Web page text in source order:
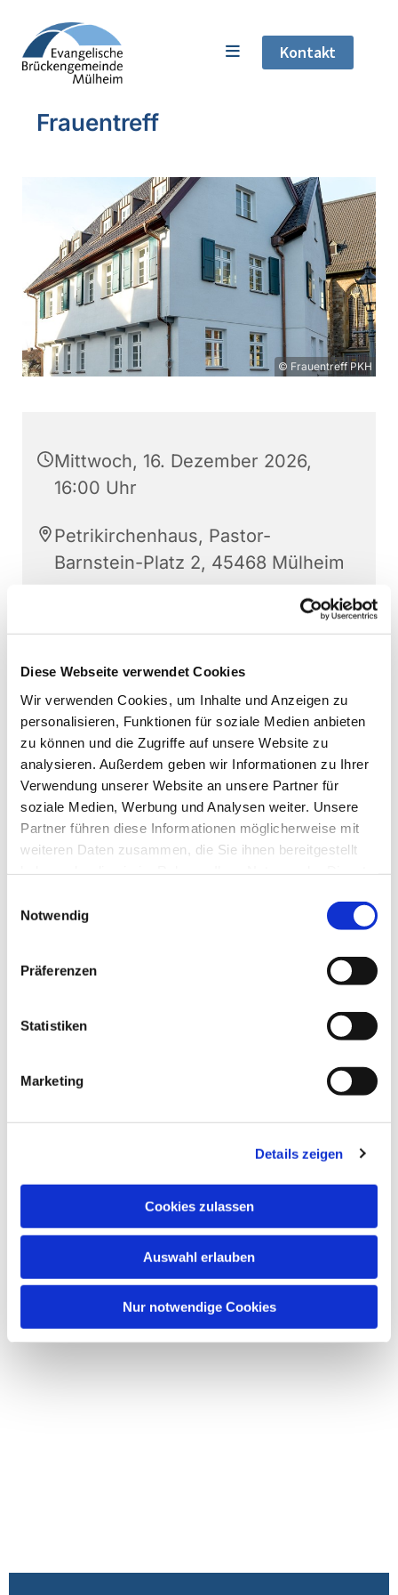
Diese Webseite verwendet Cookies
Wir verwenden Cookies, um Inhalte und Anzeigen zu
personalisieren, Funktionen für soziale Medien anbieten
zu können und die Zugriffe auf unsere Website zu
analysieren. Außerdem geben wir Informationen zu Ihrer
Verwendung unserer Website an unsere Partner für
soziale Medien, Werbung und Analysen weiter. Unsere
Partner führen diese Informationen möglicherweise mit
weiteren Daten zusammen, die Sie ihnen bereitgestellt
Notwendig
Präferenzen
Statistiken
Marketing
Details zeigen
Cookies zulassen
Auswahl erlauben
Nur notwendige Cookies
Kontakt
Frauentreff
© Frauentreff PKH
Mittwoch, 16. Dezember 2026,
16:00 Uhr
Petrikirchenhaus, Pastor-
Barnstein-Platz 2, 45468 Mülheim